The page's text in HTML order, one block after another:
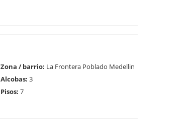
Zona / barrio: La Frontera Poblado Medellin
Alcobas: 3
Pisos: 7